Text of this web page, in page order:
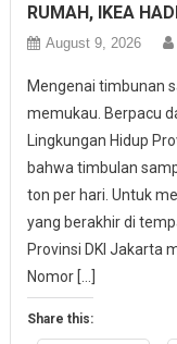
RUMAH, IKEA
August 9, 2026
Mengenai timbunan
memukau. Berpacu
Lingkungan Hidup
bahwa timbulan
ton per hari. Untuk
yang berakhir di
Provinsi DKI Jakarta
Nomor […]
Share this: